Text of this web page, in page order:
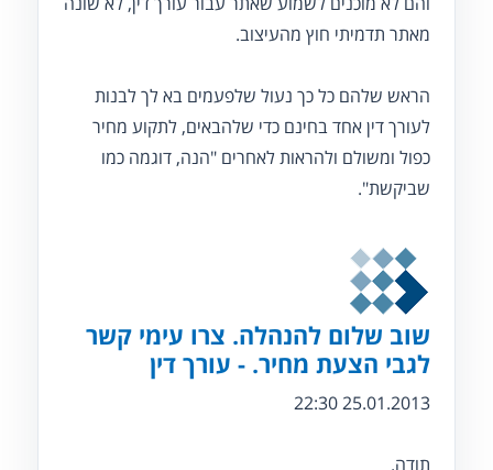
מאתר תדמיתי חוץ מהעיצוב.
הראש שלהם כל כך נעול שלפעמים בא לך לבנות
לעורך דין אחד בחינם כדי שלהבאים, לתקוע מחיר
כפול ומשולם ולהראות לאחרים "הנה, דוגמה כמו
שביקשת".
שוב שלום להנהלה. צרו עימי קשר
לגבי הצעת מחיר. - עורך דין
25.01.2013 22:30
תודה.